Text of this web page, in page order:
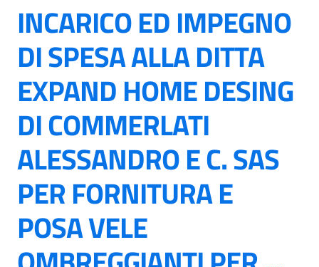
INCARICO ED IMPEGNO
DI SPESA ALLA DITTA
EXPAND HOME DESING
DI COMMERLATI
ALESSANDRO E C. SAS
PER FORNITURA E
POSA VELE